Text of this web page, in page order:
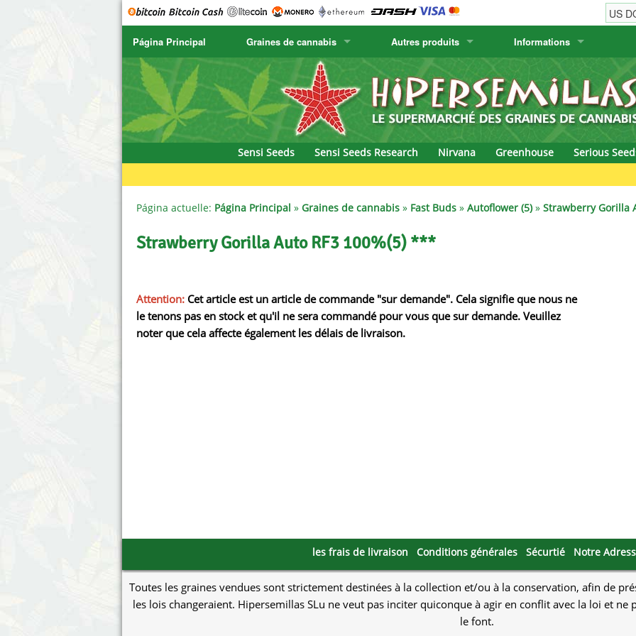
Página Principal Graines de cannabis
SENSI SEEDS
SENSI SEEDS RESEARCH
NIRVANA
SERIOUS SEEDS
SPLIFF SEEDS
Anaconda Seeds
Annabelle´s Garden
CBD Crew
Chronic & Caviar
Delicious Seeds
Dr. Underground Seeds
Dutch Passion
Exotic Seeds
Fast Buds
Humboldt Seed Company
Humboldt Seeds
Hyp3rids
Kannabia
K.C. Brains
La Semilla Automatica
Positronics
Prana Medical
Pyramid Seeds
Ripper Seeds
Seedsman
Söllner -
Autres produits
Graines de cactus
Plantes Canaries
Informations
Informations de commande
Informations de livraison
Questions fréquentes
Sensi Seeds
Sensi Seeds Research Nirvana Greenhouse Serious
Página actuelle: Página Principal » Graines de cannabis » Fast Buds » Autoflower (5)» Strawberry Gorilla
Strawberry Gorilla Auto RF3 100%(5) ***
Attention: Cet article est un article de commande "sur demande". Cela signifie que nous ne
le tenons pas en stock et qu'il ne sera commandé pour vous que sur demande. Veuillez
noter que cela affecte également les délais de livraison.
les frais de livraison Conditions générales Sécurtié Notre
Toutes les graines vendues sont strictement destinées à la collection et/ou à la conservation, afin de
les lois changeraient. Hipersemillas SLu ne veut pas inciter quiconque à agir en conflit avec la loi et ne
le font.